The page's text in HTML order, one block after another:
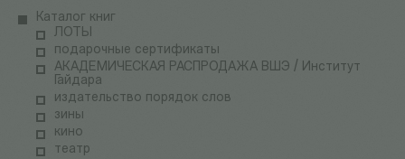
Каталог книг
ЛОТЫ
подарочные сертификаты
АКАДЕМИЧЕСКАЯ РАСПРОДАЖА ВШЭ / Институт
Гайдара
издательство порядок слов
зины
кино
театр